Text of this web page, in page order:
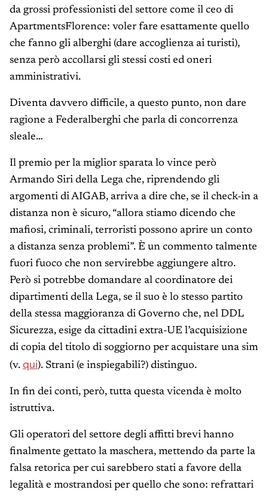
da grossi professionisti del settore come il ceo di
ApartmentsFlorence: voler fare esattamente quello
che fanno gli alberghi (dare accoglienza ai turisti),
senza però accollarsi gli stessi costi ed oneri
amministrativi.
Diventa davvero difficile, a questo punto, non dare
ragione a Federalberghi che parla di concorrenza
sleale…
Il premio per la miglior sparata lo vince però
Armando Siri della Lega che, riprendendo gli
argomenti di AIGAB, arriva a dire che, se il check-in a
distanza non è sicuro, “allora stiamo dicendo che
mafiosi, criminali, terroristi possono aprire un conto
a distanza senza problemi”. È un commento talmente
fuori fuoco che non servirebbe aggiungere altro.
Però si potrebbe domandare al coordinatore dei
dipartimenti della Lega, se il suo è lo stesso partito
della stessa maggioranza di Governo che, nel DDL
Sicurezza, esige da cittadini extra-UE l’acquisizione
di copia del titolo di soggiorno per acquistare una sim
(v. qui). Strani (e inspiegabili?) distinguo.
In fin dei conti, però, tutta questa vicenda è molto
istruttiva.
Gli operatori del settore degli affitti brevi hanno
finalmente gettato la maschera, mettendo da parte la
falsa retorica per cui sarebbero stati a favore della
legalità e mostrandosi per quello che sono: refrattari